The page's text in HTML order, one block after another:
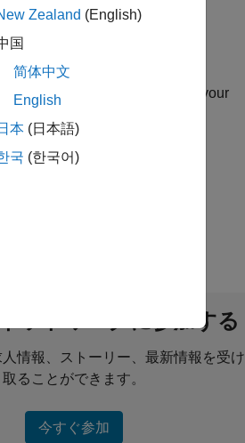
with essential sales skills in your
sell engineering applications,
ットワークに参加する
情報、ストーリー、最新情報を受け
取ることができます。
今すぐ参加
Zealand (English)
国
简体中文
English
本 (日本語)
국 (한국어)